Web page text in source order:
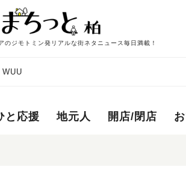
のジモトミン発リアルな街ネタニュース毎日満載！
WUU
と応援 地元人 開店/閉店